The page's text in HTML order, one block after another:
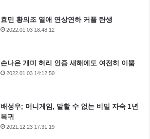
효민 황의조 열애 연상연하 커플 탄생
2022.01.03 18:48:12
손나은 개미 허리 인증 새해에도 여전히 이뿜
2022.01.03 14:12:50
배성우; 머니게임, 말할 수 없는 비밀 자숙 1년
복귀
2021.12.23 17:31:19